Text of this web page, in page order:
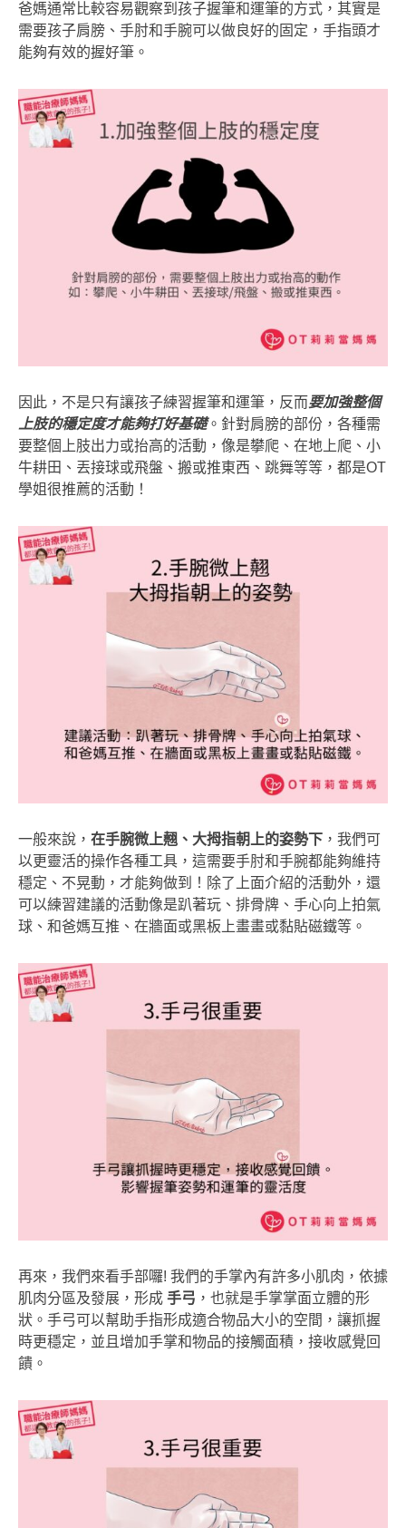
爸媽通常比較容易觀察到孩子握筆和運筆的方式，其實是
需要孩子肩膀、手肘和手腕可以做良好的固定，手指頭才
能夠有效的握好筆。
因此，不是只有讓孩子練習握筆和運筆，反而要加強整個
上肢的穩定度才能夠打好基礎。針對肩膀的部份，各種需
要整個上肢出力或抬高的活動，像是攀爬、在地上爬、小
牛耕田、丟接球或飛盤、搬或推東西、跳舞等等，都是OT
學姐很推薦的活動！
一般來說， 在手腕微上翹、大拇指朝上的姿勢下 ，我們可
以更靈活的操作各種工具，這需要手肘和手腕都能夠維持
穩定、不晃動，才能夠做到！除了上面介紹的活動外，還
可以練習建議的活動像是趴著玩、排骨牌、手心向上拍氣
球、和爸媽互推、在牆面或黑板上畫畫或黏貼磁鐵等。
再來，我們來看手部囉! 我們的手掌內有許多小肌肉，依據
肌肉分區及發展，形成 手弓 ，也就是手掌掌面立體的形
狀。手弓可以幫助手指形成適合物品大小的空間，讓抓握
時更穩定，並且增加手掌和物品的接觸面積，接收感覺回
饋。